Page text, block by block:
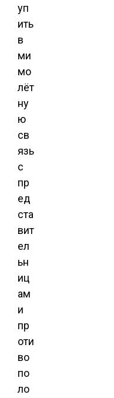
уп
ить
в
ми
мо
лёт
ну
ю
св
язь
с
пр
ед
ста
вит
ел
ьн
иц
ам
и
пр
оти
во
по
ло